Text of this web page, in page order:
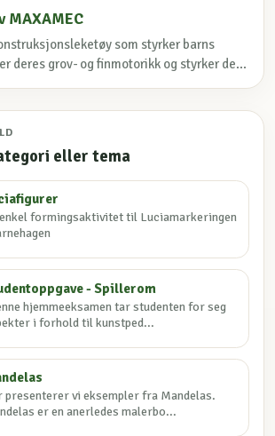
MAXAMEC
som styrker barns
deres grov- og finmotorikk og styrker de...
eller tema
formingsaktivitet til Luciamarkeringen
- Spillerom
hjemmeeksamen tar studenten for seg
i forhold til kunstped...
presenterer vi eksempler fra Mandelas.
er en anerledes malerbo...